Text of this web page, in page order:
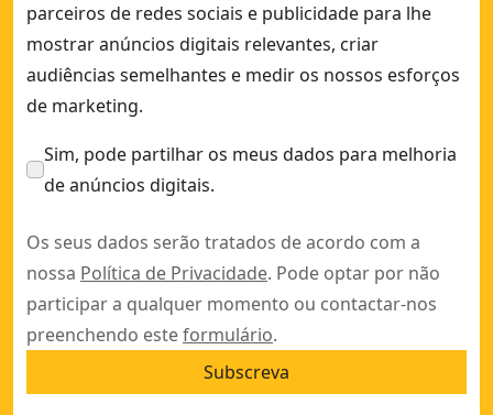
parceiros de redes sociais e publicidade para lhe
mostrar anúncios digitais relevantes, criar
audiências semelhantes e medir os nossos esforços
de marketing.
Sim, pode partilhar os meus dados para melhoria
de anúncios digitais.
Os seus dados serão tratados de acordo com a
nossa Política de Privacidade. Pode optar por não
participar a qualquer momento ou contactar-nos
preenchendo esteformulário.
Subscreva